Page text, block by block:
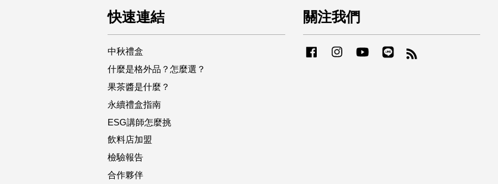
快速連結
中秋禮盒
什麼是格外品？怎麼選？
果茶醬是什麼？
永續禮盒指南
ESG講師怎麼挑
飲料店加盟
檢驗報告
合作夥伴
關注我們
FacebookInstagramYouTubeLine